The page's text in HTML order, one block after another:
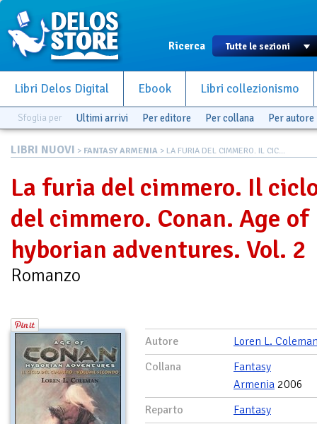
Ricerca
Libri Delos Digital Ebook Libri collezionismo
Sfoglia per Ultimi arrivi Per editore Per collana Per autore
LIBRI NUOVI > FANTASY ARMENIA > LA FURIA DEL CIMMERO. IL CIC...
La furia del cimmero. Il
del cimmero. Conan. Age of
hyborian adventures. Vol. 2
Romanzo
Autore
Loren L.
Collana
Fantasy
Armenia 2006
Reparto
Fantasy